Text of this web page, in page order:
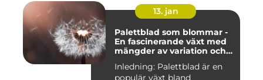
13. jan
Palettblad som blommar -
En fascinerande växt med
mängder av variation och
Inledning: Palettblad är en
populär växt bland